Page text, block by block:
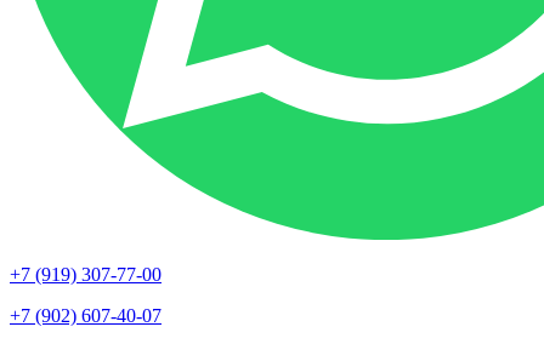
+7 (919) 307-77-00
+7 (902) 607-40-07